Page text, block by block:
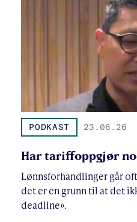
PODKAST 23.06.26
Har tariffoppgjør
Lønnsforhandlinger går
det er en grunn til at det
deadline».